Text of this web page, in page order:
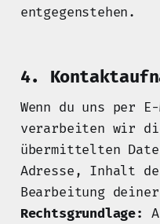
entgegenstehen.
4.
Wenn du uns per
verarbeiten wir
übermittelten
Adresse, Inhalt
Bearbeitung
Rechtsgrundlage: